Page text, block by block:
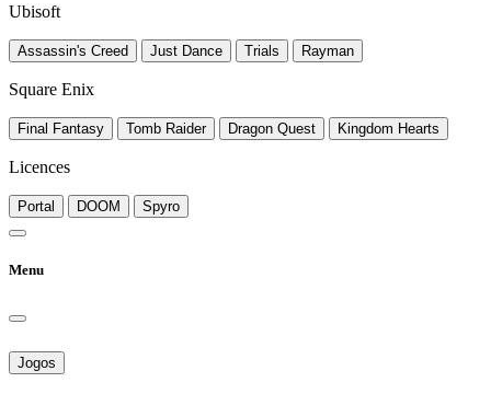
Ubisoft
Assassin's Creed Just Dance Trials Rayman
Square Enix
Final Fantasy Tomb Raider Dragon Quest Kingdom Hearts
Licences
Portal DOOM Spyro
Menu
Jogos